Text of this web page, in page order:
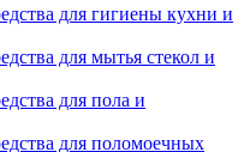
для гигиены кухни и
для мытья стекол и
для пола и
для поломоечных